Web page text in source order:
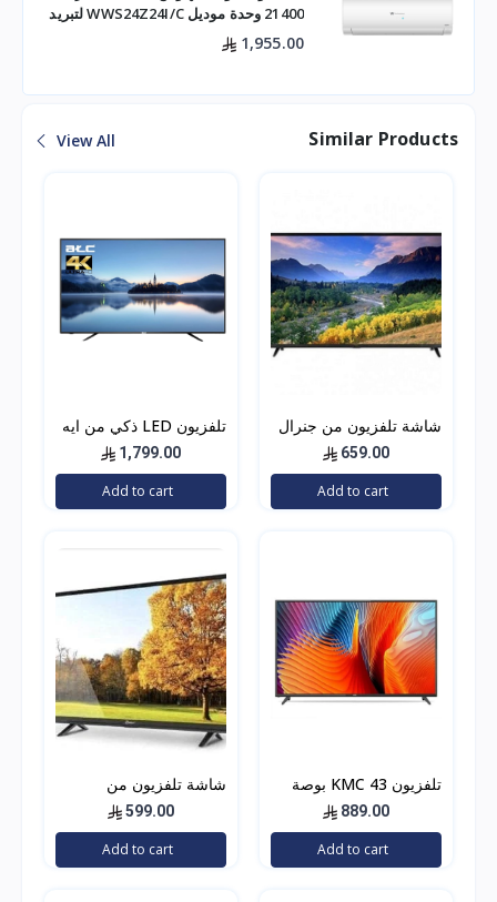
21400 وحدة موديل WWS24Z24I/C لتبريد
فعال للم
1,955.00
Similar Products
View All
شاشة تلفزيون من جنرال
انش اتش دي ام اي لون
اسود
659.00
Add to cart
تلفزيون LED ذكي من ايه
بوصة بدقة 4 كيه UHD
LED، لون اسود، E-LD-
1,799.00
Add to cart
تلفزيون KMC 43 بوصة
ذكي 4K عالي الوضوح
موديل KMC43US21
889.00
Add to cart
شاشة تلفزيون من
دانسات فل اتش دي بتقنية
ليد، 39 انش، اتش دي ام
اي
599.00
Add to cart